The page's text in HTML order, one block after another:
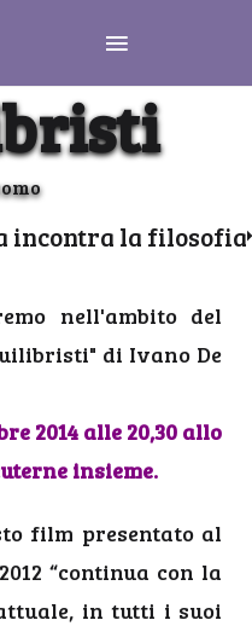
incontra la filosofia
nell'ambito del
di Ivano De
2014 alle 20,30 allo
insieme.
film presentato al
“continua con la
in tutti i suoi